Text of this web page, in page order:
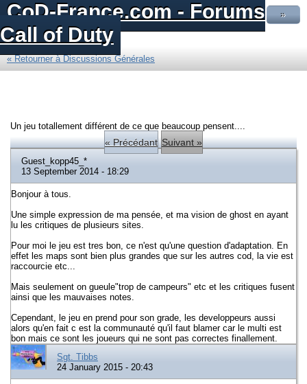
CoD-France.com - Forums
Call of Duty
»
« Retourner à Discussions Générales
Un jeu totallement différent de ce que beaucoup pensent....
« Précédant Suivant »
Guest_kopp45_*
13 September 2014 - 18:29
Bonjour à tous.
Une simple expression de ma pensée, et ma vision de ghost en ayant
lu les critiques de plusieurs sites.
Pour moi le jeu est tres bon, ce n'est qu'une question d'adaptation. En
effet les maps sont bien plus grandes que sur les autres cod, la vie est
raccourcie etc...
Mais seulement on gueule"trop de campeurs" etc et les critiques fusent
ainsi que les mauvaises notes.
Cependant, le jeu en prend pour son grade, les developpeurs aussi
alors qu'en fait c est la communauté qu'il faut blamer car le multi est
bon mais ce sont les joueurs qui ne sont pas correctes finallement.
Sgt. Tibbs
24 January 2015 - 20:43